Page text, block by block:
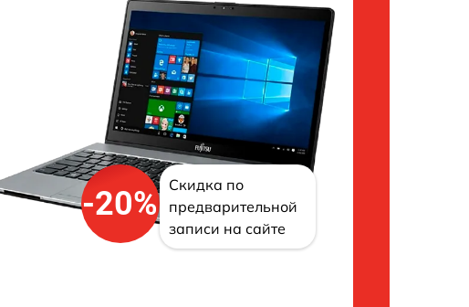
-20%
Скидка по
предварительной
записи на сайте